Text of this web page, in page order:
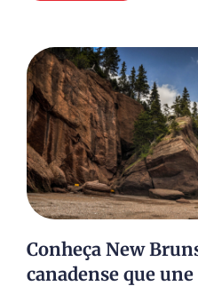
Conheça New
canadense que